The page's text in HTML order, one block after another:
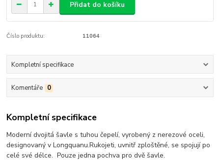
Přidat do košíku
Číslo produktu: 11064
Kompletní specifikace
Komentáře 0
Kompletní specifikace
Moderní dvojitá šavle s tuhou čepelí, vyrobený z nerezové oceli,
designovaný v Longquanu.Rukojeti, uvnitř zploštěné, se spojují po
celé své délce. Pouze jedna pochva pro dvě šavle.